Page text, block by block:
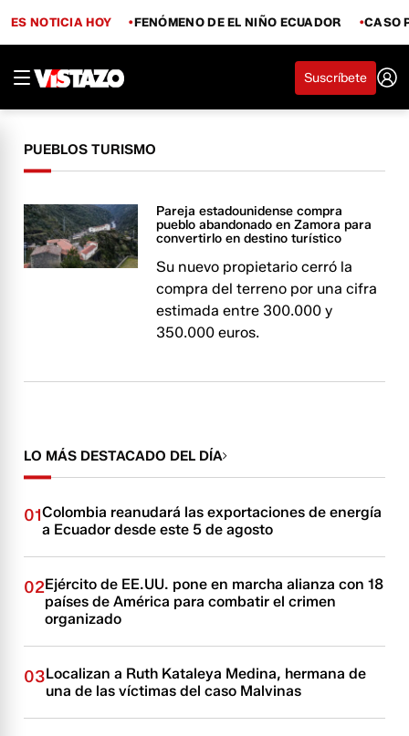
ES NOTICIA HOY FENÓMENO DE EL NIÑO ECUADOR CASO
Suscríbete
PUEBLOS TURISMO
Pareja estadounidense compra
pueblo abandonado en Zamora para
convertirlo en destino turístico
Su nuevo propietario cerró la
compra del terreno por una cifra
estimada entre 300.000 y
350.000 euros.
LO MÁS DESTACADO DEL DÍA
01Colombia reanudará las exportaciones de energía
a Ecuador desde este 5 de agosto
02Ejército de EE.UU. pone en marcha alianza con 18
países de América para combatir el crimen
organizado
03Localizan a Ruth Kataleya Medina, hermana de
una de las víctimas del caso Malvinas